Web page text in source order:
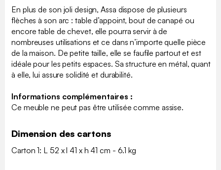
En plus de son joli design, Assa dispose de plusieurs
flèches à son arc : table d’appoint, bout de canapé ou
encore table de chevet, elle pourra servir à de
nombreuses utilisations et ce dans n’importe quelle pièce
de la maison. De petite taille, elle se faufile partout et est
idéale pour les petits espaces. Sa structure en métal, quant
à elle, lui assure solidité et durabilité.
Informations complémentaires :
Ce meuble ne peut pas être utilisée comme assise.
Dimension des cartons
Carton 1: L 52 x l 41 x h 41 cm - 6.1 kg